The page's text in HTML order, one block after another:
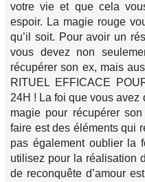
votre vie et que cela
espoir. La magie rouge
qu’il soit. Pour avoir un
vous devez non
récupérer son ex, mais
RITUEL EFFICACE
24H ! La foi que vous
magie pour récupérer
faire est des éléments qui
pas également oublier la
utilisez pour la réalisation
de reconquête d’amour